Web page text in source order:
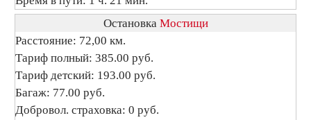
Остановка Мостищи
Расстояние: 72,00 км.
Тариф полный: 385.00 руб.
Тариф детский: 193.00 руб.
Багаж: 77.00 руб.
Добровол. страховка: 0 руб.